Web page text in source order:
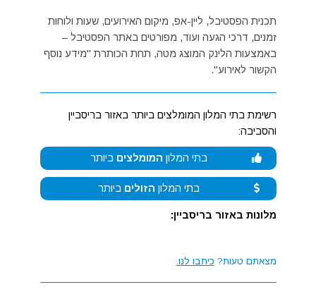
תכנית הפסטיבל, ליין-אפ, מיקום האירועים, שעות ולוחות
זמנים, דרכי הגעה ועוד, מפורטים באתר הפסטיבל –
באמצעות הלינק המוצג מטה, תחת הכותרת "מידע נוסף
הקשור לאירוע".
רשימת בתי המלון המומלצים ביותר באזור בריסביין
והסביבה:
בתי המלון המומלצים ביותר
בתי המלון הזולים ביותר
מלונות באזור בריסביין:
מצאתם טעות? כיתבו לנו.